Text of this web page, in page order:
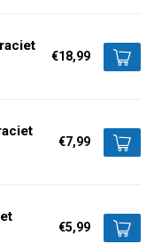
€18,99
€7,99
€5,99